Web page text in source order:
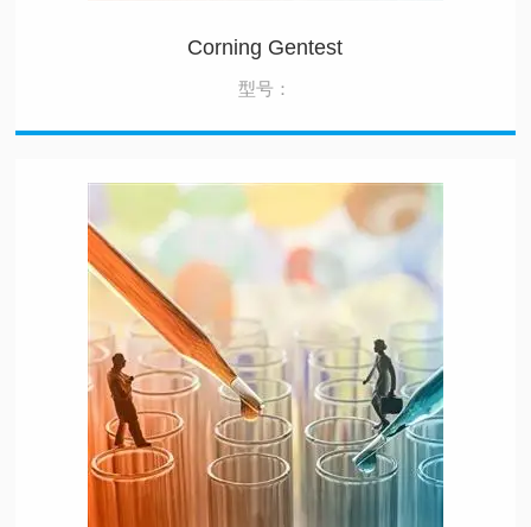
Corning Gentest
型号：